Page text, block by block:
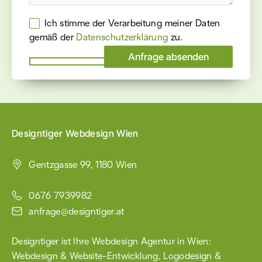
Ich stimme der Verarbeitung meiner Daten
gemäß der Datenschutz­erklärung zu.
leave
this
Designtiger Webdesign Wien
Gentzgasse 99, 1180 Wien
0676 7939982
anfrage@designtiger.at
Designtiger ist Ihre Webdesign Agentur in Wien:
Webdesign & Website-Entwicklung, Logodesign &